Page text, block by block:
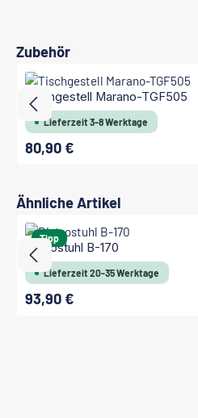
Produktgalerie überspringen
Zubehör
Tischgestell Marano-TGF505
Lieferzeit 3-8 Werktage
Regulärer Preis:
80,90 €
Produktgalerie überspringen
Ähnliche Artikel
Tipp
Bistrostuhl B-170
Lieferzeit 20-35 Werktage
Regulärer Preis:
93,90 €